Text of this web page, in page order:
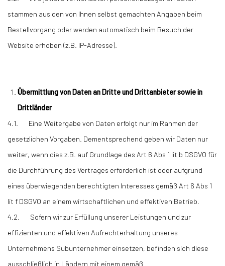
stammen aus den von Ihnen selbst gemachten Angaben beim
Bestellvorgang oder werden automatisch beim Besuch der
Website erhoben (z.B. IP-Adresse).
Übermittlung von Daten an Dritte und Drittanbieter sowie in
Drittländer
4.1. Eine Weitergabe von Daten erfolgt nur im Rahmen der
gesetzlichen Vorgaben. Dementsprechend geben wir Daten nur
weiter, wenn dies z.B. auf Grundlage des Art 6 Abs 1 lit b DSGVO für
die Durchführung des Vertrages erforderlich ist oder aufgrund
eines überwiegenden berechtigten Interesses gemäß Art 6 Abs 1
lit f DSGVO an einem wirtschaftlichen und effektiven Betrieb.
4.2. Sofern wir zur Erfüllung unserer Leistungen und zur
effizienten und effektiven Aufrechterhaltung unseres
Unternehmens Subunternehmer einsetzen, befinden sich diese
ausschließlich in Ländern mit einem gemäß